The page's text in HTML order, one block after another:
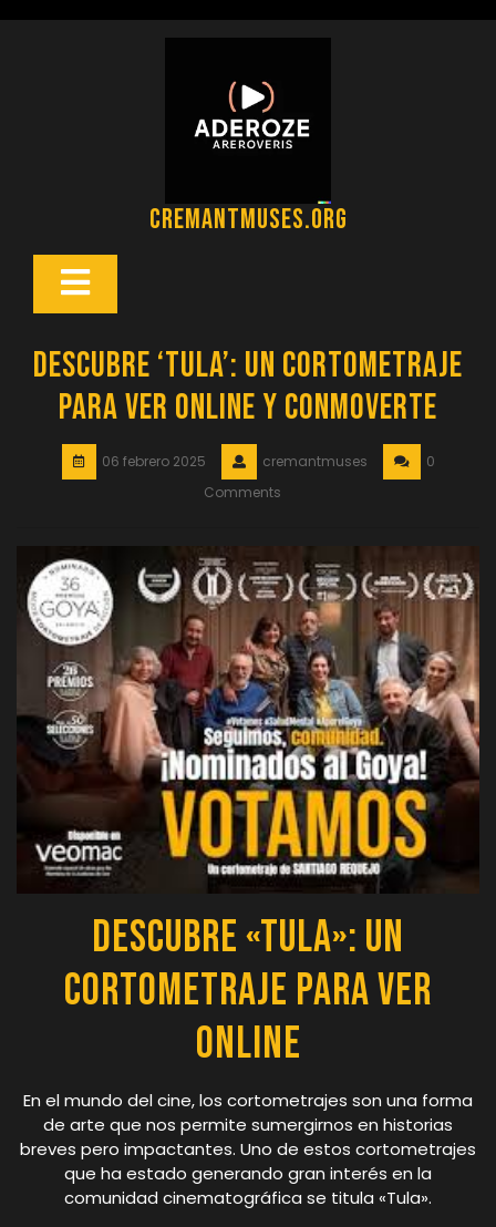
cremantmuses.org
Botón
Descubre ‘Tula’: Un Cortometraje
para Ver Online y Conmoverte
06 febrero 2025 cremantmuses
0
Comments
Descubre «Tula»: Un
Cortometraje para Ver
Online
En el mundo del cine, los cortometrajes son una forma
de arte que nos permite sumergirnos en historias
breves pero impactantes. Uno de estos cortometrajes
que ha estado generando gran interés en la
comunidad cinematográfica se titula «Tula».